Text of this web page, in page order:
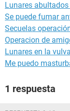
O ¿Existe algún
¿Puedo quitarme
doctor?
¿Efectos
lunares sin previa
Lunares
Se puede fumar
Secuelas
Operacion de
Lunares en la vulva
Me puedo
1 respuesta